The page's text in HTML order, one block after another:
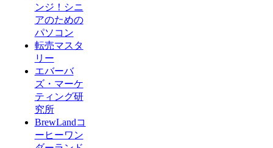
ンジ！シニ
アのための
パソコン
転売マスタ
リー
エバーバ
ズ・マーケ
ティング研
究所
BrewLandコ
ーヒーワン